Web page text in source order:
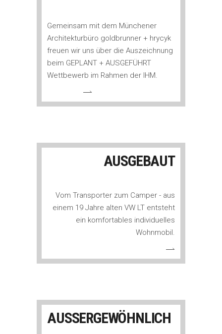
Gemeinsam mit dem Münchener
Architekturbüro goldbrunner + hrycyk
freuen wir uns über die Auszeichnung
beim GEPLANT + AUSGEFÜHRT
Wettbewerb im Rahmen der IHM.
AUSGEBAUT
Vom Transporter zum Camper - aus
einem 19 Jahre alten VW LT entsteht
ein komfortables individuelles
Wohnmobil.
AUSSERGEWÖHNLICH